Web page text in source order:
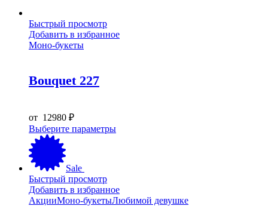
Быстрый просмотр
Добавить в избранное
Моно-букеты
Bouquet 227
от 12980 ₽
Выберите параметрыЭтот
можно
выбрать
Sale
Быстрый просмотр
Добавить в избранное
АкцииМоно-букетыЛюбимой девушке